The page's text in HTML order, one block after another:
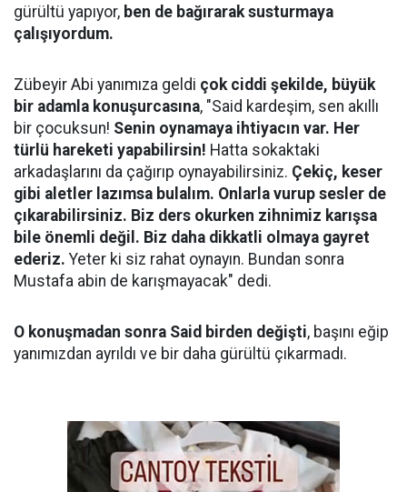
gürültü yapıyor, ben de bağırarak susturmaya
çalışıyordum.
Zübeyir Abi yanımıza geldi çok ciddi şekilde, büyük
bir adamla konuşurcasına, "Said kardeşim, sen akıllı
bir çocuksun! Senin oynamaya ihtiyacın var. Her
türlü hareketi yapabilirsin! Hatta sokaktaki
arkadaşlarını da çağırıp oynayabilirsiniz. Çekiç, keser
gibi aletler lazımsa bulalım. Onlarla vurup sesler de
çıkarabilirsiniz. Biz ders okurken zihnimiz karışsa
bile önemli değil. Biz daha dikkatli olmaya gayret
ederiz. Yeter ki siz rahat oynayın. Bundan sonra
Mustafa abin de karışmayacak" dedi.
O konuşmadan sonra Said birden değişti, başını eğip
yanımızdan ayrıldı ve bir daha gürültü çıkarmadı.